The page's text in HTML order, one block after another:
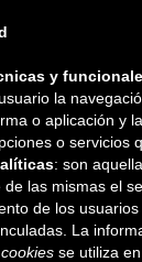
y
la
o aplicación y
o servicios
: son
de las mismas el
de los
La
cookies se utiliza